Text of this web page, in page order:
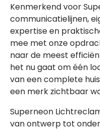
Kenmerkend voor
communicatielijnen,
expertise en
mee met onze
naar de meest
het nu gaat om één
van een complete
een merk zichtbaar
Superneon
van ontwerp tot